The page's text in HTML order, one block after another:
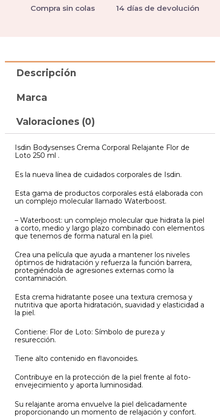
Compra sin colas 14 días de devolución
Descripción
Marca
Valoraciones (0)
Isdin Bodysenses Crema Corporal Relajante Flor de
Loto 250 ml .
Es la nueva línea de cuidados corporales de Isdin.
Esta gama de productos corporales está elaborada con
un complejo molecular llamado Waterboost.
– Waterboost: un complejo molecular que hidrata la piel
a corto, medio y largo plazo combinado con elementos
que tenemos de forma natural en la piel.
Crea una película que ayuda a mantener los niveles
óptimos de hidratación y refuerza la función barrera,
protegiéndola de agresiones externas como la
contaminación.
Esta crema hidratante posee una textura cremosa y
nutritiva que aporta hidratación, suavidad y elasticidad a
la piel.
Contiene: Flor de Loto: Símbolo de pureza y
resurección.
Tiene alto contenido en flavonoides.
Contribuye en la protección de la piel frente al foto-
envejecimiento y aporta luminosidad.
Su relajante aroma envuelve la piel delicadamente
proporcionando un momento de relajación y confort.